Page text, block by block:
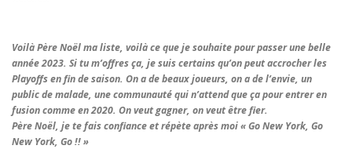
Voilà Père Noël ma liste, voilà ce que je souhaite pour passer une belle
année 2023. Si tu m’offres ça, je suis certains qu’on peut accrocher les
Playoffs en fin de saison. On a de beaux joueurs, on a de l’envie, un
public de malade, une communauté qui n’attend que ça pour entrer en
fusion comme en 2020. On veut gagner, on veut être fier.
Père Noël, je te fais confiance et répète après moi « Go New York, Go
New York, Go !! »